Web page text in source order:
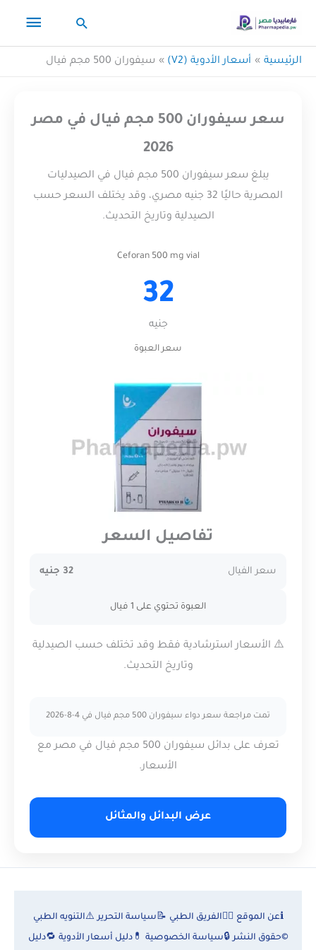
المحتوى
البحث
الرئيسية أسعار الأدوية (V2) سيفوران 500 مجم فيال
سعر سيفوران 500 مجم فيال في مصر
2026
يبلغ سعر سيفوران 500 مجم فيال في الصيدليات
المصرية حاليًا 32 جنيه مصري، وقد يختلف السعر حسب
الصيدلية وتاريخ التحديث.
Ceforan 500 mg vial
32
جنيه
سعر العبوة
تفاصيل السعر
سعر الفيال 32 جنيه
العبوة تحتوي على 1 فيال
⚠️ الأسعار استرشادية فقط وقد تختلف حسب الصيدلية
وتاريخ التحديث.
تمت مراجعة سعر دواء سيفوران 500 مجم فيال في 4-8-2026
تعرف على بدائل سيفوران 500 مجم فيال في مصر مع
الأسعار.
عرض البدائل والمثائل
ℹ️عن الموقع 👨‍⚕️الفريق الطبي 📝سياسة التحرير ⚠️التنويه الطبي
©حقوق النشر 🔒سياسة الخصوصية 💊دليل أسعار الأدوية 🔁دليل